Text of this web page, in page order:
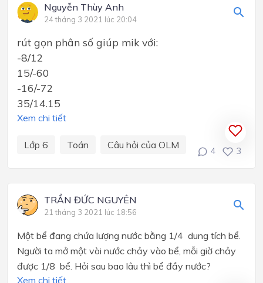
Nguyễn Thùy Anh
24 tháng 3 2021 lúc 20:04
rút gọn phân số giúp mik với:
-8/12
15/-60
-16/-72
35/14.15
Xem chi tiết
Lớp 6 Toán Câu hỏi của OLM
4 3
TRẦN ĐỨC NGUYÊN
21 tháng 3 2021 lúc 18:56
Một bể đang chứa lượng nước bằng 1/4 dung tích bể.
Người ta mở một vòi nước chảy vào bể, mỗi giờ chảy
được 1/8 bể. Hỏi sau bao lâu thì bể đầy nước?
Xem chi tiết